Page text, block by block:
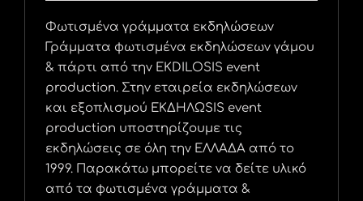
Φωτισμένα γράμματα εκδηλώσεων
Γράμματα φωτισμένα εκδηλώσεων γάμου
& πάρτι από την EKDILOSIS event
production. Στην εταιρεία εκδηλώσεων
και εξοπλισμού ΕΚΔΗΛΩSIS event
production υποστηρίζουμε τις
εκδηλώσεις σε όλη την ΕΛΛΑΔΑ από το
1999. Παρακάτω μπορείτε να δείτε υλικό
από τα φωτισμένα γράμματα &